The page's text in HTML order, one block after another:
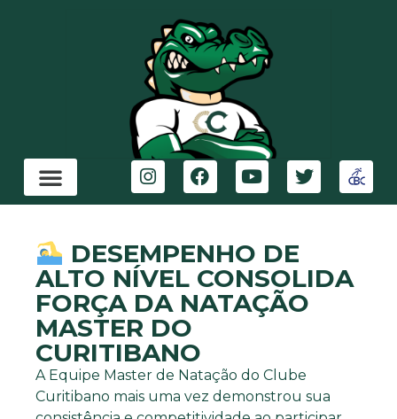
DESEMPENHO DE
ALTO NÍVEL CONSOLIDA
FORÇA DA NATAÇÃO
MASTER DO
CURITIBANO
A Equipe Master de Natação do Clube
Curitibano mais uma vez demonstrou sua